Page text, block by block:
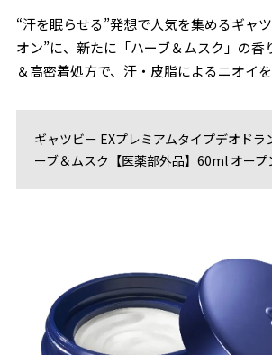
“汗を眠らせる”発想で人気を集めるギャ
オン”に、新たに「ハーブ＆ムスク」の香
＆高密着処方で、汗・皮脂によるニオイ
ギャツビー EXプレミアムタイプデオドラ
ーブ＆ムスク【医薬部外品】60ml オープ